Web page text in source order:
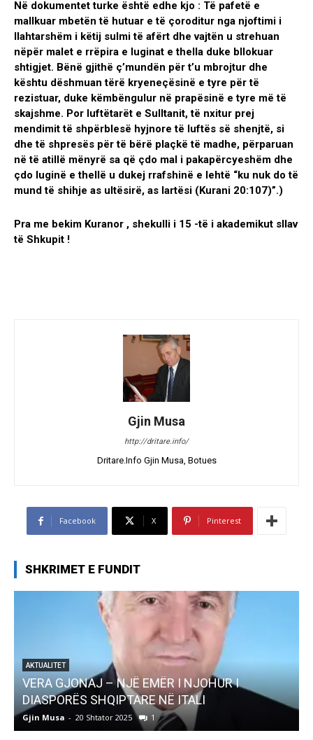
Në dokumentet turke është edhe kjo : Të pafetë e
mallkuar mbetën të hutuar e të çoroditur nga njoftimi i
llahtarshëm i këtij sulmi të afërt dhe vajtën u strehuan
nëpër malet e rrëpira e luginat e thella duke bllokuar
shtigjet. Bënë gjithë ç’mundën për t’u mbrojtur dhe
kështu dëshmuan tërë kryeneçësinë e tyre për të
rezistuar, duke këmbëngulur në prapësinë e tyre më të
skajshme. Por luftëtarët e Sulltanit, të nxitur prej
mendimit të shpërblesë hyjnore të luftës së shenjtë, si
dhe të shpresës për të bërë plaçkë të madhe, përparuan
në të atillë mënyrë sa që çdo mal i pakapërcyeshëm dhe
çdo luginë e thellë u dukej rrafshinë e lehtë “ku nuk do të
mund të shihje as ultësirë, as lartësi (Kurani 20:107)”.)
Pra me bekim Kuranor , shekulli i 15 -të i akademikut sllav
të Shkupit !
Gjin Musa
http://dritare.info/
Dritare.Info Gjin Musa, Botues
Facebook X Pinterest
SHKRIMET E FUNDIT
AKTUALITET
Pregaditi Gjin Musa-Rome- Shtator 2025
Gjin Musa 8 Shtator 2025 0